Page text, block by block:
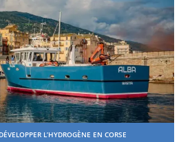
L’HYDROGÈNE EN CORSE